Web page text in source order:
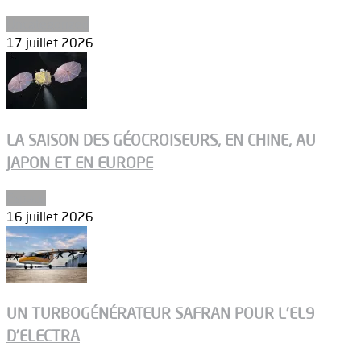
17 juillet 2026
LA SAISON DES GÉOCROISEURS, EN CHINE, AU
JAPON ET EN EUROPE
16 juillet 2026
UN TURBOGÉNÉRATEUR SAFRAN POUR L’EL9
D’ELECTRA